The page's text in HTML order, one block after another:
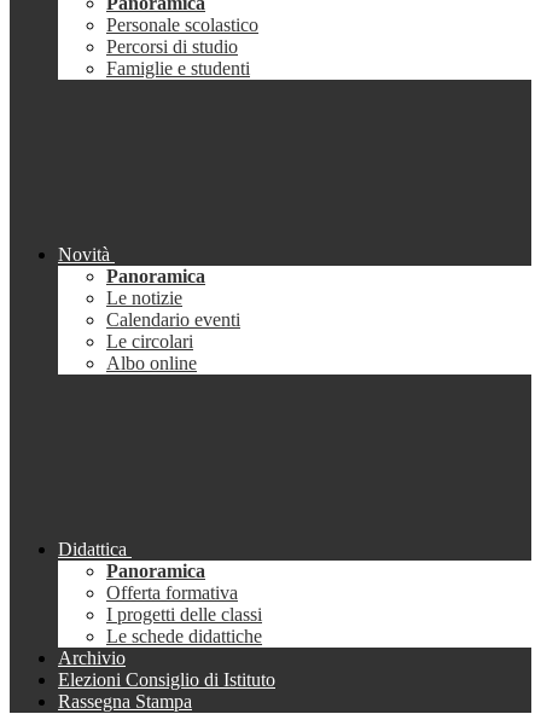
Personale scolastico
Percorsi di studio
Famiglie e studenti
Novità
Panoramica
Le notizie
Calendario eventi
Le circolari
Albo online
Didattica
Panoramica
Offerta formativa
I progetti delle classi
Le schede didattiche
Archivio
Elezioni Consiglio di Istituto
Rassegna Stampa